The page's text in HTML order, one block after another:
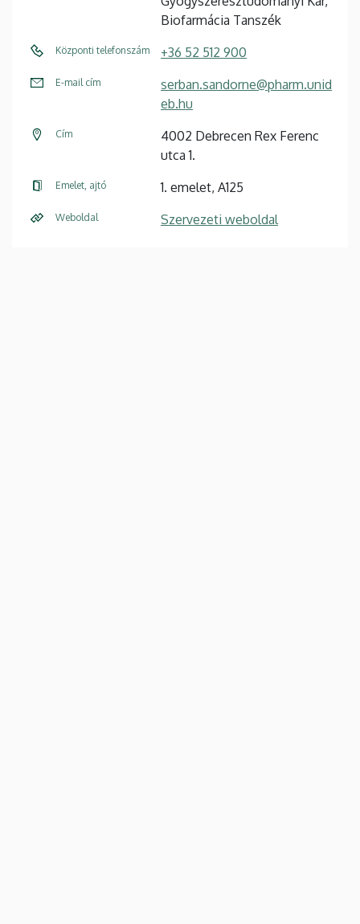
Biofarmácia Tanszék
Központi telefonszám +36 52 512 900
E-mail cím
serban.sandorne@pharm.unid
eb.hu
Cím
4002 Debrecen Rex Ferenc
utca 1.
Emelet, ajtó 1. emelet, A125
Weboldal Szervezeti weboldal